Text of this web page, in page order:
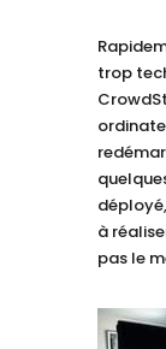
trop
à
pas le